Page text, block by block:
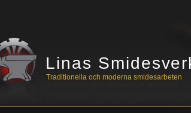
Linas
Traditionella och moderna smidesarbeten